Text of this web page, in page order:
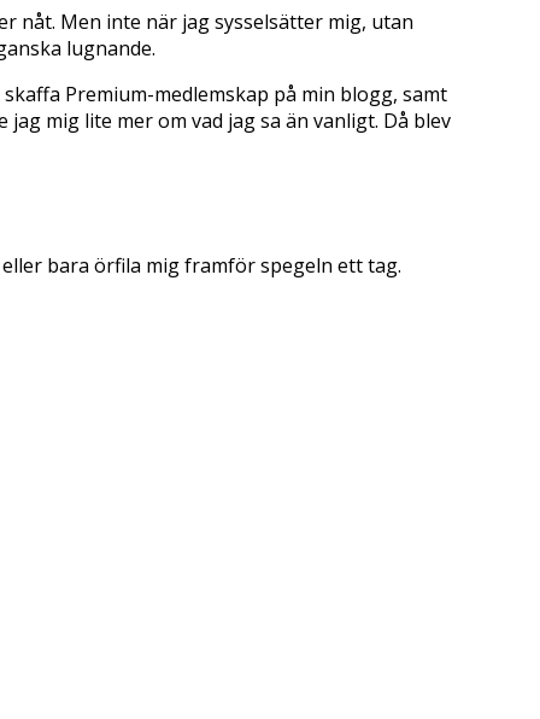
nåt. Men inte när jag sysselsätter mig, utan
lugnande.
Premium-medlemskap på min blogg, samt
mig lite mer om vad jag sa än vanligt. Då blev
bara örfila mig framför spegeln ett tag.